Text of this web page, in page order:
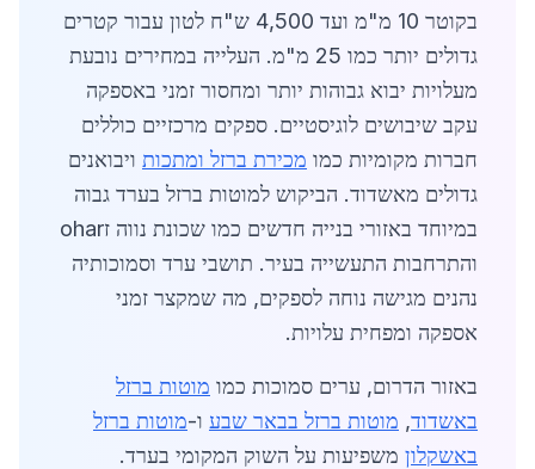
בקוטר 10 מ"מ ועד 4,500 ש"ח לטון עבור קטרים
גדולים יותר כמו 25 מ"מ. העלייה במחירים נובעת
מעלויות יבוא גבוהות יותר ומחסור זמני באספקה
עקב שיבושים לוגיסטיים. ספקים מרכזיים כוללים
חברות מקומיות כמו מכירת ברזל ומתכות ויבואנים
גדולים מאשדוד. הביקוש למוטות ברזל בערד גבוה
במיוחד באזורי בנייה חדשים כמו שכונת נווה זohar
והתרחבות התעשייה בעיר. תושבי ערד וסמוכותיה
נהנים מגישה נוחה לספקים, מה שמקצר זמני
אספקה ומפחית עלויות.
באזור הדרום, ערים סמוכות כמו מוטות ברזל
באשדוד, מוטות ברזל בבאר שבע ו-מוטות ברזל
באשקלון משפיעות על השוק המקומי בערד.